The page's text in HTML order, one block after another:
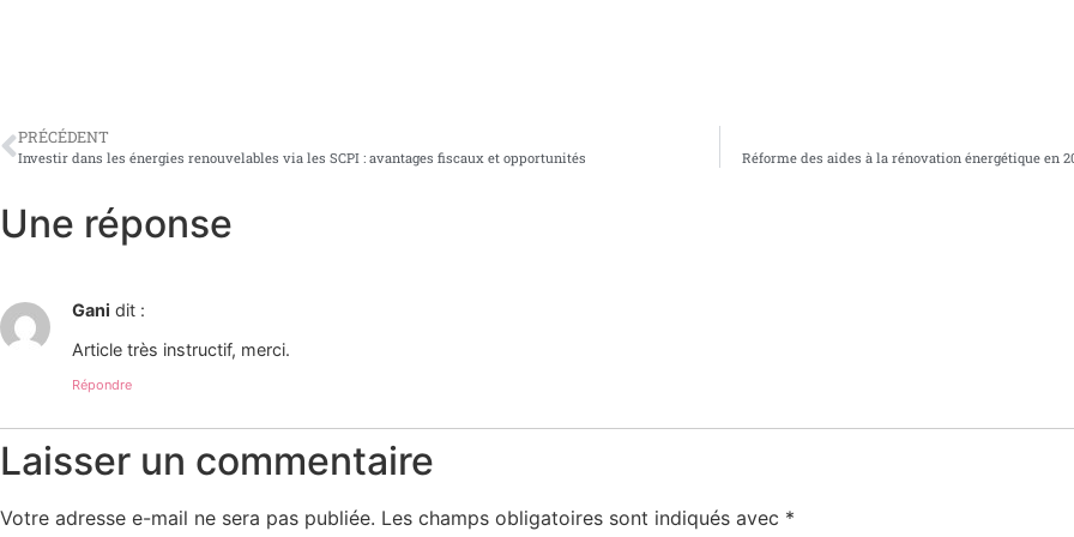
PRÉCÉDENT
Investir dans les énergies renouvelables via les SCPI : avantages fiscaux et opportunités Réforme des aides à la rénovation énergétique en
Une réponse
Gani dit :
Article très instructif, merci.
Répondre
Laisser un commentaire
Votre adresse e-mail ne sera pas publiée. Les champs obligatoires sont indiqués avec *